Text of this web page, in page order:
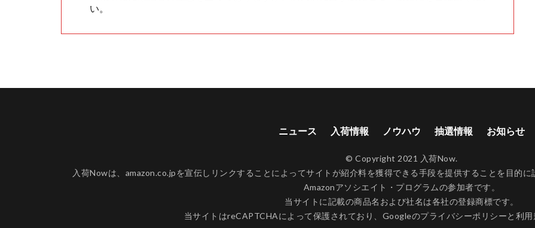
い。
ニュース 入荷情報 ノウハウ 抽選情報 お知らせ
© Copyright 2021 入荷Now.
入荷Nowは、amazon.co.jpを宣伝しリンクすることによってサイトが紹介料を獲得できる手段を提供することを目的に
Amazonアソシエイト・プログラムの参加者です。
当サイトに記載の商品名および社名は各社の登録商標です。
当サイトはreCAPTCHAによって保護されており、Googleのプライバシーポリシーと 利用